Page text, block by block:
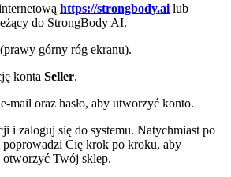
https://strongbody.ai lub
do StrongBody AI.
(prawy górny róg ekranu).
konta Seller.
mail oraz hasło, aby utworzyć konto.
i zaloguj się do systemu. Natychmiast po
poprowadzi Cię krok po kroku, aby
otworzyć Twój sklep.